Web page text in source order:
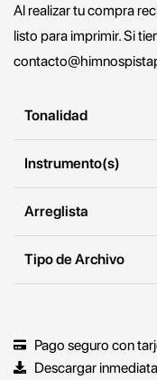
Al realizar tu compra
listo para imprimir. Si
Tonalidad
Instrumento(s)
Arreglista
Tipo de Archivo
Pago seguro con
Descargar